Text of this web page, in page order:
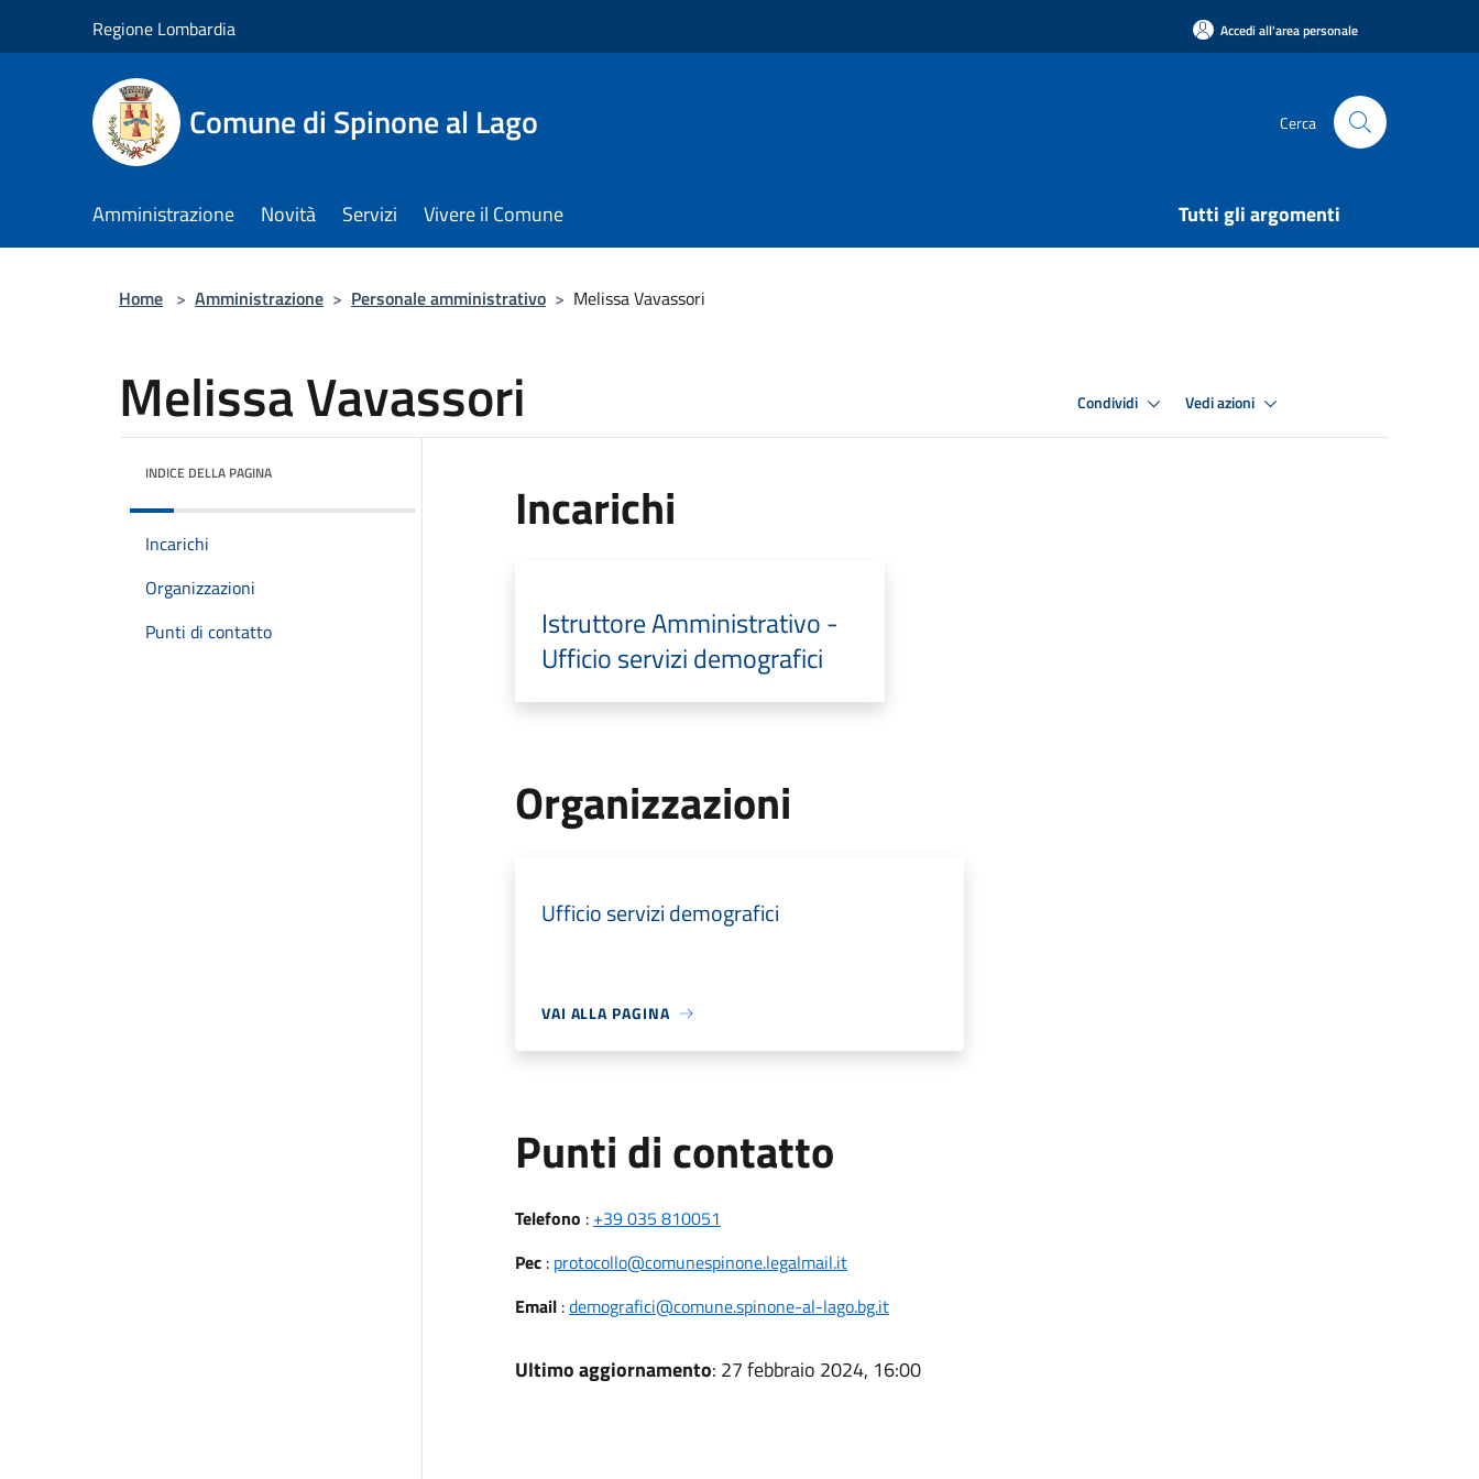
Regione Lombardia Accedi all'area personale
Comune di Spinone al Lago Cerca
Amministrazione Novità Servizi Vivere il Comune Tutti gli argomenti
Home > Amministrazione > Personale amministrativo > Melissa Vavassori
Melissa Vavassori Condividi Vedi azioni
INDICE DELLA PAGINA
Incarichi
Organizzazioni
Punti di contatto
Incarichi
Istruttore Amministrativo -
Ufficio servizi demografici
Organizzazioni
Ufficio servizi demografici
VAI ALLA PAGINA
Punti di contatto
Telefono : +39 035 810051
Pec: protocollo@comunespinone.legalmail.it
Email:demografici@comune.spinone-al-lago.bg.it
Ultimo aggiornamento: 27 febbraio 2024, 16:00